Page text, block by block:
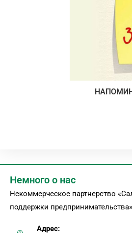
Немного о нас
Некоммерческое партнерство
поддержки предпринимательства»
Адрес: